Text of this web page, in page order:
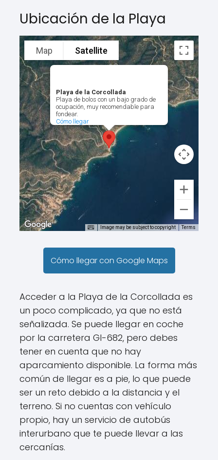
Ubicación de la Playa
Playa de la Corcollada
Playa de bolos con un bajo grado de
ocupación, muy recomendable para
fondear.
Cómo llegar
Map Satellite
Image may be subject to copyright Terms
Cómo llegar con Google Maps
Acceder a la Playa de la Corcollada es
un poco complicado, ya que no está
señalizada. Se puede llegar en coche
por la carretera GI-682, pero debes
tener en cuenta que no hay
aparcamiento disponible. La forma más
común de llegar es a pie, lo que puede
ser un reto debido a la distancia y el
terreno. Si no cuentas con vehículo
propio, hay un servicio de autobús
interurbano que te puede llevar a las
cercanías.